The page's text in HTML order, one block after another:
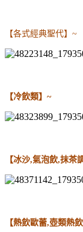
【各式經典聖代】~
【冷飲類】~
【冰沙,氣泡飲,抹茶
【熱飲歐蕾,壺類熱飲